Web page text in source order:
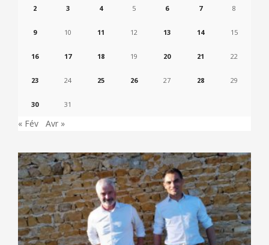
2 3 4 5 6 7 8
9 10 11 12 13 14 15
16 17 18 19 20 21 22
23 24 25 26 27 28 29
30 31
« Fév Avr »